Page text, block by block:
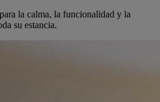
la calma, la funcionalidad y la
su estancia.